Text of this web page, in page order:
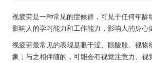
视疲劳是一种常见的症候群，可见于任何年龄
影响人的学习能力和工作能力，影响人的身心
视疲劳最常见的表现是眼干涩、眼酸胀、视物
象；与之相伴随的，可能会有视觉注意力、视